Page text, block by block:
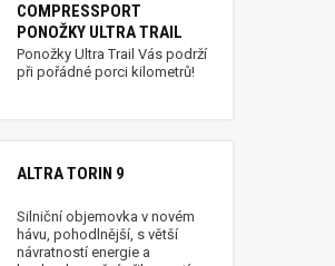
COMPRESSPORT
PONOŽKY ULTRA TRAIL
Ponožky Ultra Trail Vás podrží
při pořádné porci kilometrů!
ALTRA TORIN 9
Silniční objemovka v novém
hávu, pohodlnější, s větší
návratností energie a